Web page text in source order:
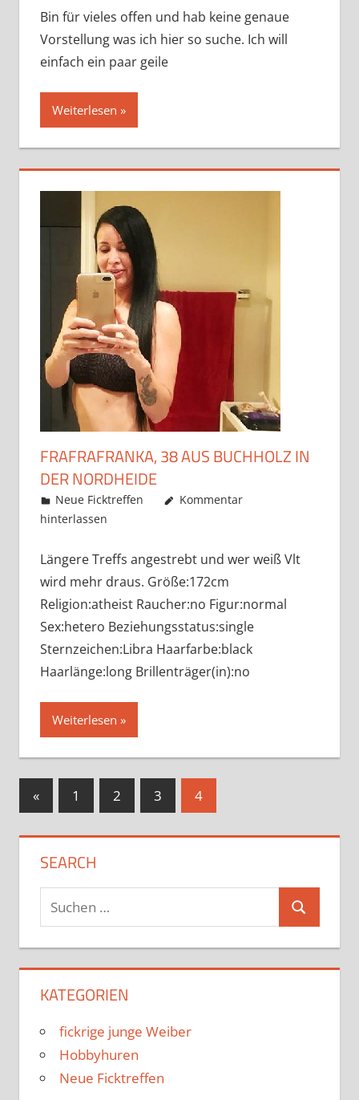
Bin für vieles offen und hab keine genaue
Vorstellung was ich hier so suche. Ich will
einfach ein paar geile
Weiterlesen
FRAFRAFRANKA, 38 AUS BUCHHOLZ IN
DER NORDHEIDE
Mai 22, 2019
admino
Neue Ficktreffen
Kommentar
hinterlassen
Längere Treffs angestrebt und wer weiß Vlt
wird mehr draus. Größe:172cm
Religion:atheist Raucher:no Figur:normal
Sex:hetero Beziehungsstatus:single
Sternzeichen:Libra Haarfarbe:black
Haarlänge:long Brillenträger(in):no
Weiterlesen
Seitennummerierung
Beiträge
«Vorherige
Beiträge
1 2 3 4
SEARCH
Suchen
nach:
Suchen
KATEGORIEN
fickrige junge Weiber
Hobbyhuren
Neue Ficktreffen